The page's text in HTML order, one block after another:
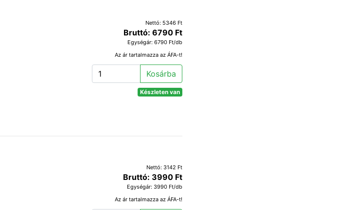
Nettó: 5346 Ft
Bruttó: 6790 Ft
Egységár: 6790 Ft/db
Az ár tartalmazza az ÁFA-t!
Kosárba
Készleten van
Nettó: 3142 Ft
Bruttó: 3990 Ft
Egységár: 3990 Ft/db
Az ár tartalmazza az ÁFA-t!